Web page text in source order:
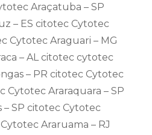
Araçatuba – SP
– ES citotec Cytotec
Cytotec Araguari – MG
– AL citotec cytotec
– PR citotec Cytotec
Cytotec Araraquara – SP
– SP citotec Cytotec
Araruama – RJ